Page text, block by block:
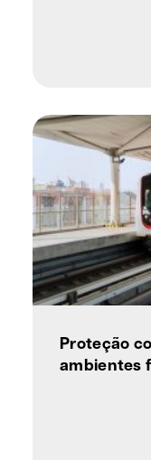
Proteção
ambientes